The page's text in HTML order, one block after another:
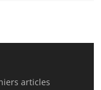
articles